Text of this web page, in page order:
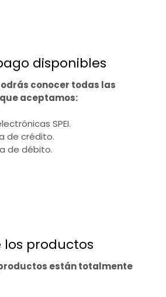
disponibles
conocer todas las
aceptamos:
SPEI.
de crédito.
de débito.
productos
están totalmente